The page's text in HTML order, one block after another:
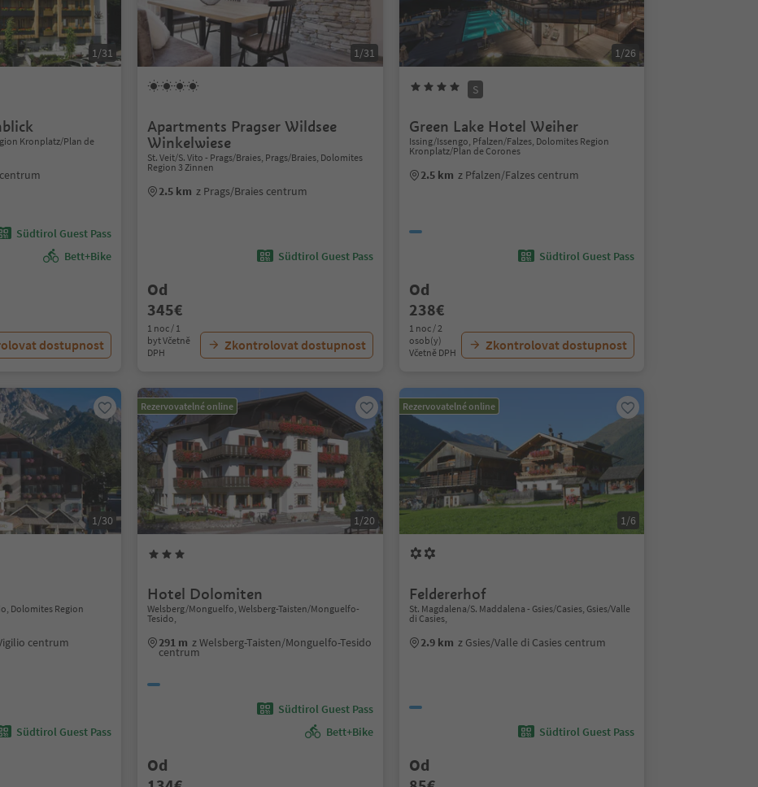
1/31
Kronplatz/Plan de
Südtirol Guest Pass
Bett+Bike
dostupnost
1/31
Apartments Pragser Wildsee
Winkelwiese
St. Veit/S. Vito - Prags/Braies, Prags/Braies, Dolomites
Region 3 Zinnen
2.5 km z Prags/Braies centrum
Südtirol Guest Pass
Od
345€
1 noc / 1
byt Včetně
DPH
Zkontrolovat dostupnost
1/26
S
Green Lake Hotel Weiher
Issing/Issengo, Pfalzen/Falzes, Dolomites Region
Kronplatz/Plan de Corones
2.5 km z Pfalzen/Falzes centrum
Südtirol Guest Pass
Od
238€
1 noc / 2
osob(y)
Včetně DPH
Zkontrolovat dostupnost
1/30
Dolomites Region
centrum
Südtirol Guest Pass
Rezervovatelné online
1/20
Hotel Dolomiten
Welsberg/Monguelfo, Welsberg-Taisten/Monguelfo-
Tesido,
291 m z Welsberg-Taisten/Monguelfo-Tesido
centrum
Südtirol Guest Pass
Bett+Bike
Od
Rezervovatelné online
1/6
Feldererhof
St. Magdalena/S. Maddalena - Gsies/Casies, Gsies/Valle
di Casies,
2.9 km z Gsies/Valle di Casies centrum
Südtirol Guest Pass
Od